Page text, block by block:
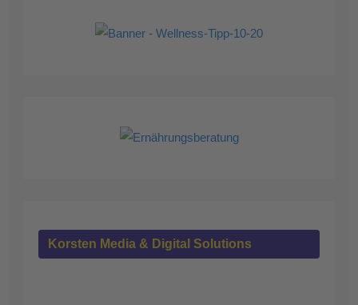
Korsten Media & Digital Solutions